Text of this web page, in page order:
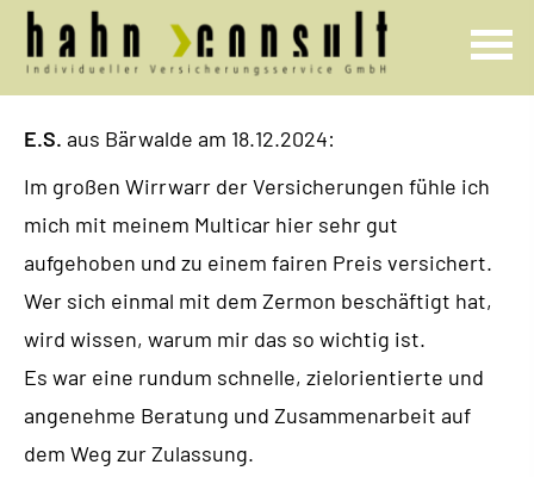
E.S. aus Bärwalde am 18.12.2024:
Im großen Wirrwarr der Versicherungen fühle ich
mich mit meinem Multicar hier sehr gut
aufgehoben und zu einem fairen Preis versichert.
Wer sich einmal mit dem Zermon beschäftigt hat,
wird wissen, warum mir das so wichtig ist.
Es war eine rundum schnelle, zielorientierte und
angenehme Beratung und Zusammenarbeit auf
dem Weg zur Zulassung.